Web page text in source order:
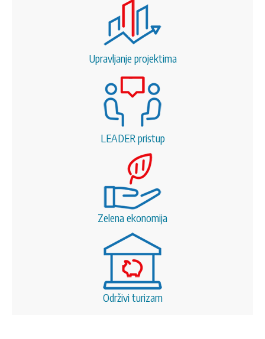
Upravljanje projektima
LEADER pristup
Zelena ekonomija
Održivi turizam